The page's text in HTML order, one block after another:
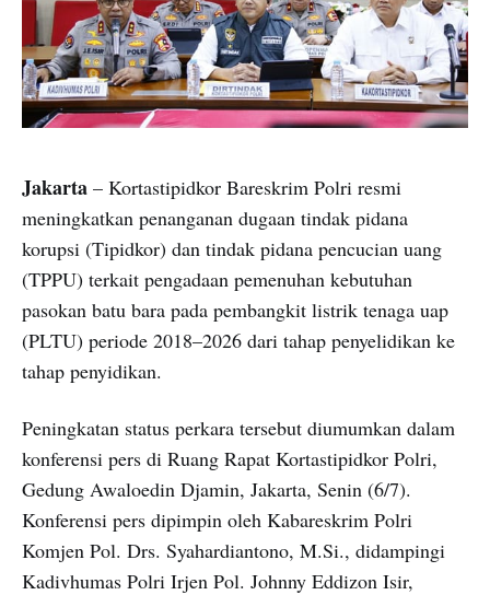
Jakarta – Kortastipidkor Bareskrim Polri resmi
meningkatkan penanganan dugaan tindak pidana
korupsi (Tipidkor) dan tindak pidana pencucian uang
(TPPU) terkait pengadaan pemenuhan kebutuhan
pasokan batu bara pada pembangkit listrik tenaga uap
(PLTU) periode 2018–2026 dari tahap penyelidikan ke
tahap penyidikan.
Peningkatan status perkara tersebut diumumkan dalam
konferensi pers di Ruang Rapat Kortastipidkor Polri,
Gedung Awaloedin Djamin, Jakarta, Senin (6/7).
Konferensi pers dipimpin oleh Kabareskrim Polri
Komjen Pol. Drs. Syahardiantono, M.Si., didampingi
Kadivhumas Polri Irjen Pol. Johnny Eddizon Isir,